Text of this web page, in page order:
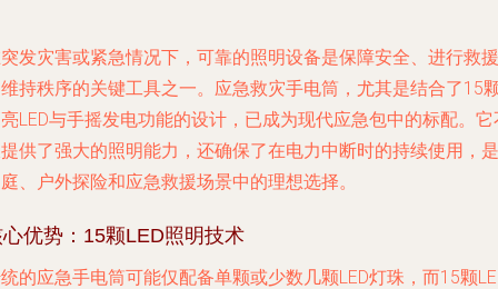
发灾害或紧急情况下，可靠的照明设备是保障安全、进行救援
持秩序的关键工具之一。应急救灾手电筒，尤其是结合了15
LED与手摇发电功能的设计，已成为现代应急包中的标配。它
供了强大的照明能力，还确保了在电力中断时的持续使用，是
、户外探险和应急救援场景中的理想选择。
优势：15颗LED照明技术
的应急手电筒可能仅配备单颗或少数几颗LED灯珠，而15颗